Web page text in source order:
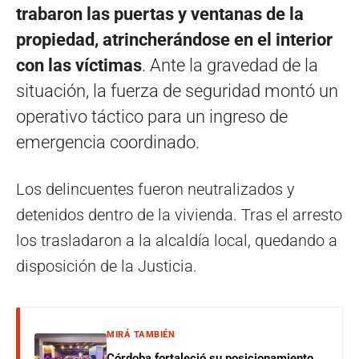
trabaron las puertas y ventanas de la
propiedad, atrincherándose en el interior
con las víctimas. Ante la gravedad de la
situación, la fuerza de seguridad montó un
operativo táctico para un ingreso de
emergencia coordinado.
Los delincuentes fueron neutralizados y
detenidos dentro de la vivienda. Tras el arresto
los trasladaron a la alcaldía local, quedando a
disposición de la Justicia.
MIRÁ TAMBIÉN